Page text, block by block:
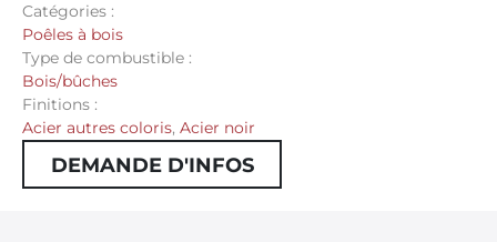
Catégories :
Poêles à bois
Type de combustible :
Bois/bûches
Finitions :
Acier autres coloris, Acier noir
DEMANDE D'INFOS